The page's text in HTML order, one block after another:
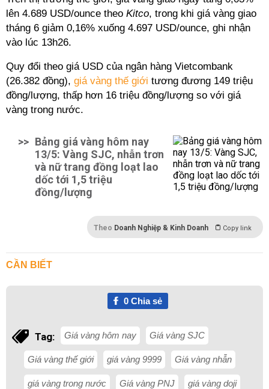
lên 4.689 USD/ounce theo Kitco, trong khi giá vàng giao
tháng 6 giảm 0,16% xuống 4.697 USD/ounce, ghi nhận
vào lúc 13h26.
Quy đổi theo giá USD của ngân hàng Vietcombank
(26.382 đồng), giá vàng thế giới tương đương 149 triệu
đồng/lượng, thấp hơn 16 triệu đồng/lượng so với giá
vàng trong nước.
>> Bảng giá vàng hôm nay
13/5: Vàng SJC, nhẫn trơn
và nữ trang đồng loạt lao
dốc tới 1,5 triệu
đồng/lượng
Theo Doanh Nghiệp & Kinh Doanh Copy link
CẦN BIẾT
0Chia sẻ
Tag: Giá vàng hôm nay Giá vàng SJC
Giá vàng thế giới giá vàng 9999 Giá vàng nhẫn
giá vàng trong nước Giá vàng PNJ giá vàng doji